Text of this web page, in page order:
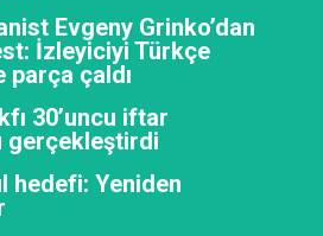
Evgeny Grinko’dan
İzleyiciyi Türkçe
parça çaldı
30’uncu iftar
gerçekleştirdi
hedefi: Yeniden